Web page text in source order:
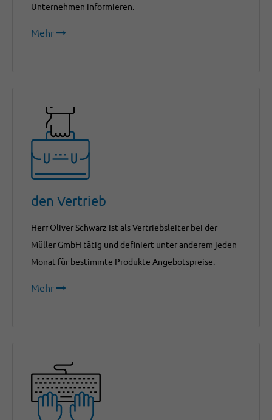
Unternehmen informieren.
Mehr
den Vertrieb
Herr Oliver Schwarz ist als Vertriebsleiter bei der
Müller GmbH tätig und definiert unter anderem jeden
Monat für bestimmte Produkte Angebotspreise.
Mehr